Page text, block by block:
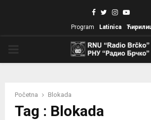
Facebook
TwitterInstagram
Program Latinica
Početna Blokada
Tag : Blokada